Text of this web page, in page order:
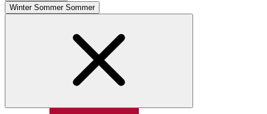
Winter Sommer Sommer